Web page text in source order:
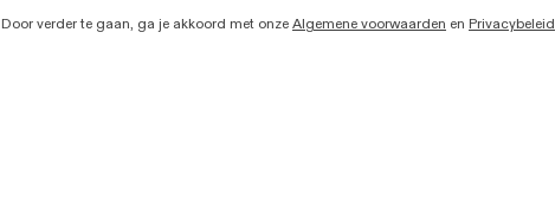
Door verder te gaan, ga je akkoord met onze Algemene voorwaarden en Privacybeleid